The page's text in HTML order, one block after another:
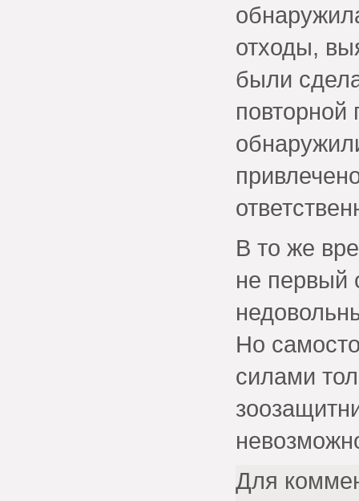
отходы,
были
повторной
В то же
не первый
Но
силами
Для